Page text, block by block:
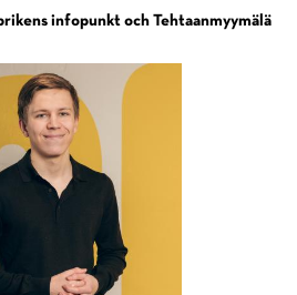
infopunkt och Tehtaanmyymälä